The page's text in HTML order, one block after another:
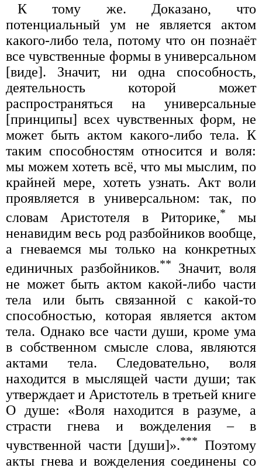
К тому же. Доказано, что
потенциальный ум не является актом
какого-либо тела, потому что он познаёт
все чувственные формы в универсальном
[виде]. Значит, ни одна способность,
деятельность которой может
распространяться на универсальные
[принципы] всех чувственных форм, не
может быть актом какого-либо тела. К
таким способностям относится и воля:
мы можем хотеть всё, что мы мыслим, по
крайней мере, хотеть узнать. Акт воли
проявляется в универсальном: так, по
словам Аристотеля в Риторике,*
мы
ненавидим весь род разбойников вообще,
а гневаемся мы только на конкретных
единичных разбойников.**
Значит, воля
не может быть актом какой-либо части
тела или быть связанной с какой-то
способностью, которая является актом
тела. Однако все части души, кроме ума
в собственном смысле слова, являются
актами тела. Следовательно, воля
находится в мыслящей части души; так
утверждает и Аристотель в третьей книге
О душе: «Воля находится в разуме, а
страсти гнева и вожделения – в
чувственной части [души]».*** Поэтому
акты гнева и вожделения соединены со